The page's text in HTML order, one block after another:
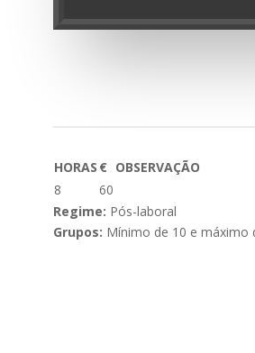
HORAS € OBSERVAÇÃO
8
60
Regime: Pós-laboral
Grupos: Mínimo de 10 e máximo